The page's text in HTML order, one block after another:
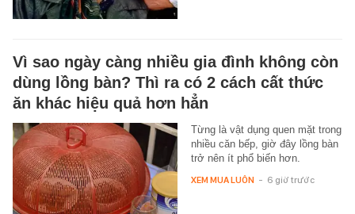
Vì sao ngày càng nhiều gia đình không còn
dùng lồng bàn? Thì ra có 2 cách cất thức
ăn khác hiệu quả hơn hẳn
Từng là vật dụng quen mặt trong
nhiều căn bếp, giờ đây lồng bàn
trở nên ít phổ biến hơn.
XEM MUA LUÔN - 6 giờ trước